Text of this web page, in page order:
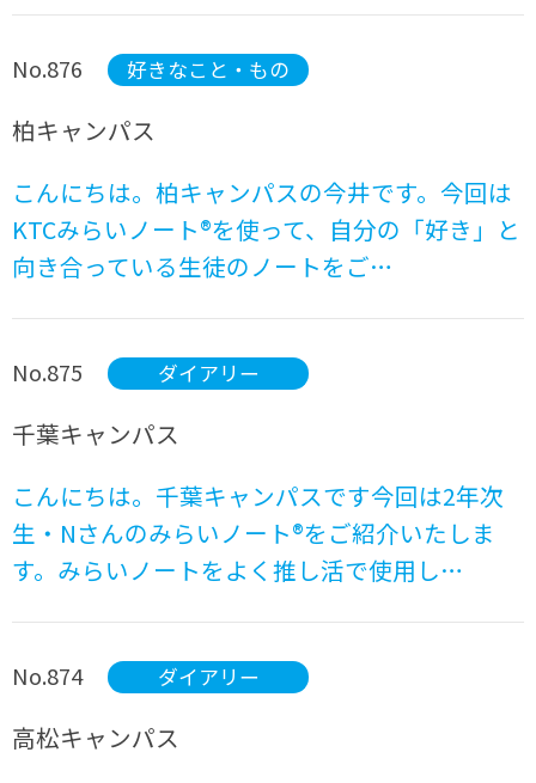
No.876 好きなこと・もの
柏キャンパス
こんにちは。柏キャンパスの今井です。今回は
KTCみらいノート®︎を使って、自分の「好き」と
向き合っている生徒のノートをご…
No.875 ダイアリー
千葉キャンパス
こんにちは。千葉キャンパスです今回は2年次
生・Nさんのみらいノート®をご紹介いたしま
す。みらいノートをよく推し活で使用し…
No.874 ダイアリー
高松キャンパス